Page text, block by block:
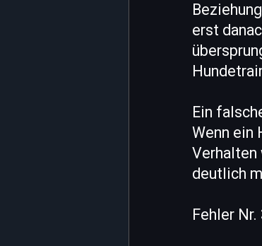
erst
Ein
Wenn ein
Verhalten
deutlich
Fehler